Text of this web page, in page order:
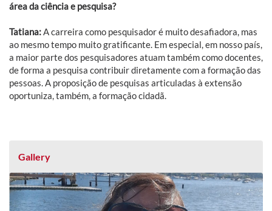
área da ciência e pesquisa?
Tatiana:A carreira como pesquisador é muito desafiadora, mas
ao mesmo tempo muito gratificante. Em especial, em nosso país,
a maior parte dos pesquisadores atuam também como docentes,
de forma a pesquisa contribuir diretamente com a formação das
pessoas. A proposição de pesquisas articuladas à extensão
oportuniza, também, a formação cidadã.
Gallery